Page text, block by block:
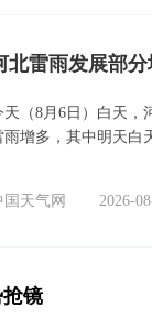
北雷雨发展部
天（8月6日）白天，
雨增多，其中明天白
国天气网 2026-
镜